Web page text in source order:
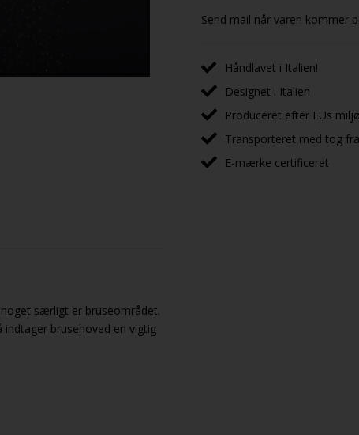
Send mail når varen kommer
Håndlavet i Italien!
Designet i Italien
Produceret efter EUs
Transporteret med tog
E-mærke certificeret
særligt er bruseområdet.
brusehoved en vigtig